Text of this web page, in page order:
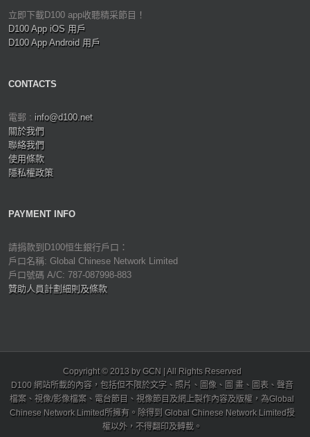
立即下載D100 app收聽精采節目！
D100 App iOS 用戶
D100 App Android 用戶
CONTACTS
電郵 : info@d100.net
關於我們
聯絡我們
使用條款
隱私權政策
PAYMENT INFO
請捐款到D100恒生銀行戶口：
戶口名稱: Global Chinese Network Limited
戶口號碼 A/C: 787-087998-883
贊助人員計劃細則及條款
Copyright © 2013 by GCN | All Rights Reserved
D100 網站所載的內容，包括但不限於文字、照片、圖像、圖 畫、圖表、聲音
檔案、視像/影像檔案、電台節目、視像節目及網上製作內容及版權，為Global
Chinese Network Limited所擁有。除得到 Global Chinese Network Limited授
權以外，不得翻印及轉載。